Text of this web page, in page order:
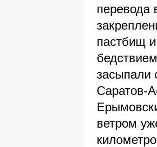
перевода
пастбищ
засыпали
Саратов-
ветром